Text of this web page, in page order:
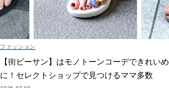
ファッション
【街ビーサン】はモノトーンコーデできれいめ
に！セレクトショップで見つけるママ多数